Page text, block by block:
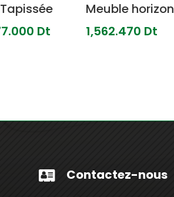
Dt
Dt.
Meuble horizon
1,562.470 Dt
 Contactez-nous